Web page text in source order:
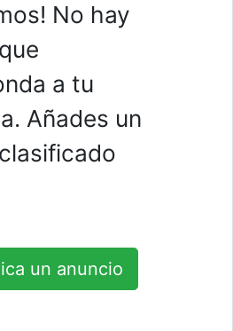
No hay
a tu
Añades un
un anuncio